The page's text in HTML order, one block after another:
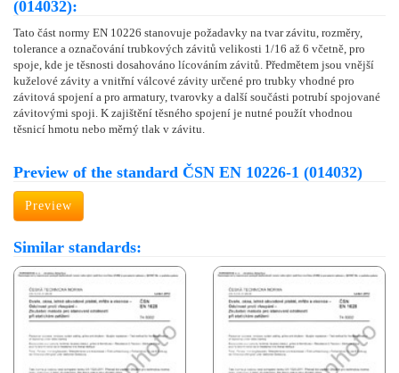
(014032):
Tato část normy EN 10226 stanovuje požadavky na tvar závitu, rozměry,
tolerance a označování trubkových závitů velikosti 1/16 až 6 včetně, pro
spoje, kde je těsnosti dosahováno lícováním závitů. Předmětem jsou vnější
kuželové závity a vnitřní válcové závity určené pro trubky vhodné pro
závitová spojení a pro armatury, tvarovky a další součásti potrubí spojované
závitovými spoji. K zajištění těsného spojení je nutné použít vhodnou
těsnicí hmotu nebo měrný tlak v závitu.
Preview of the standard ČSN EN 10226-1 (014032)
Preview
Similar standards: